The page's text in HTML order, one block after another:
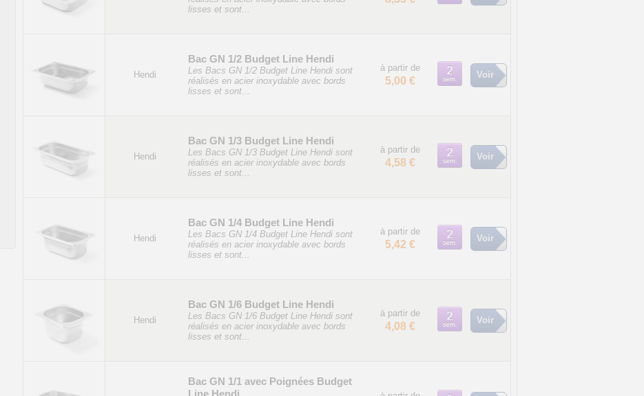
lisses et sont...
Hendi
Bac GN 1/2 Budget Line Hendi
Les Bacs GN 1/2 Budget Line Hendi sont
réalisés en acier inoxydable avec bords
lisses et sont...
à partir de
5,00 €
Voir
Hendi
Bac GN 1/3 Budget Line Hendi
Les Bacs GN 1/3 Budget Line Hendi sont
réalisés en acier inoxydable avec bords
lisses et sont...
à partir de
4,58 €
Voir
Hendi
Bac GN 1/4 Budget Line Hendi
Les Bacs GN 1/4 Budget Line Hendi sont
réalisés en acier inoxydable avec bords
lisses et sont...
à partir de
5,42 €
Voir
Hendi
Bac GN 1/6 Budget Line Hendi
Les Bacs GN 1/6 Budget Line Hendi sont
réalisés en acier inoxydable avec bords
lisses et sont...
à partir de
4,08 €
Voir
Bac GN 1/1 avec Poignées Budget
Line Hendi